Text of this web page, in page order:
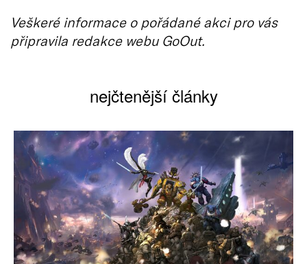
Veškeré informace o pořádané akci pro vás
připravila redakce webu GoOut.
nejčtenější články